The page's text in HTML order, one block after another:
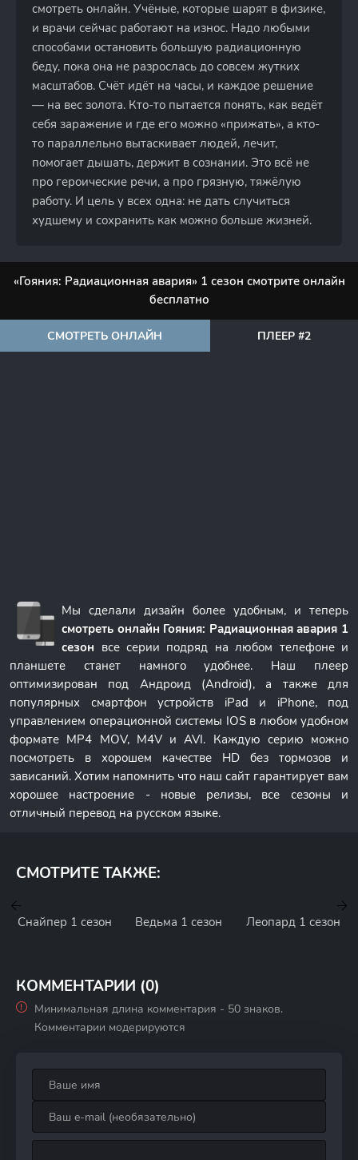
смотреть онлайн. Учёные, которые шарят в физике,
и врачи сейчас работают на износ. Надо любыми
способами остановить большую радиационную
беду, пока она не разрослась до совсем жутких
масштабов. Счёт идёт на часы, и каждое решение
— на вес золота. Кто-то пытается понять, как ведёт
себя заражение и где его можно «прижать», а кто-
то параллельно вытаскивает людей, лечит,
помогает дышать, держит в сознании. Это всё не
про героические речи, а про грязную, тяжёлую
работу. И цель у всех одна: не дать случиться
худшему и сохранить как можно больше жизней.
«Гояния: Радиационная авария» 1 сезон смотрите онлайн
бесплатно
СМОТРЕТЬ ОНЛАЙН ПЛЕЕР #2
Мы сделали дизайн более удобным, и теперь
смотреть онлайн Гояния: Радиационная авария 1
сезон все серии подряд на любом телефоне и
планшете станет намного удобнее. Наш плеер
оптимизирован под Андроид (Android), а также для
популярных смартфон устройств iPad и iPhone, под
управлением операционной системы IOS в любом удобном
формате MP4 MOV, M4V и AVI. Каждую серию можно
посмотреть в хорошем качестве HD без тормозов и
зависаний. Хотим напомнить что наш сайт гарантирует вам
хорошее настроение - новые релизы, все сезоны и
отличный перевод на русском языке.
СМОТРИТЕ ТАКЖЕ:
Снайпер 1 сезон Ведьма 1 сезон Леопард 1 сезон
КОММЕНТАРИИ (0)
Минимальная длина комментария - 50 знаков.
Комментарии модерируются